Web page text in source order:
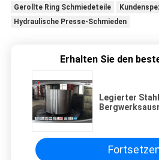
Gerollte Ring Schmiedeteile
Hydraulische Presse-Schmieden
Erhalten Sie den
Legierter